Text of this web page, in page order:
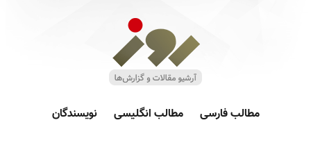
مطالب فارسی مطالب انگلیسی نویسندگان